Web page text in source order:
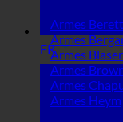
FR
Armes
Armes
Armes Blaser
Armes
Armes
Armes Heym